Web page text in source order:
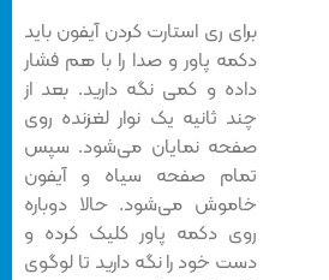
برای ری استارت کردن آیفون باید
دکمه پاور و صدا را با هم فشار
داده و کمی نگه دارید. بعد از
چند ثانیه یک نوار لغزنده روی
صفحه نمایان می‌شود. سپس
تمام صفحه سیاه و آیفون
خاموش می‌شود. حالا دوباره
روی دکمه پاور کلیک کرده و
دست خود را نگه دارید تا لوگوی